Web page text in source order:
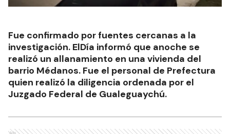
Fue confirmado por fuentes cercanas a la
investigación. ElDía informó que anoche se
realizó un allanamiento en una vivienda del
barrio Médanos. Fue el personal de Prefectura
quien realizó la diligencia ordenada por el
Juzgado Federal de Gualeguaychú.
Ads